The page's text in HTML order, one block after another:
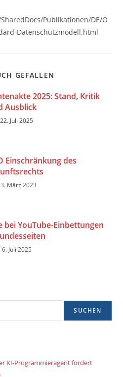
Publikationen/DE/O
Datenschutzmodell.html
GEFALLEN
2025: Stand, Kritik
Ausblick
22. Juli 2025
Einschränkung des
März 2023
YouTube-Einbettungen
6. Juli 2025
SUCHEN
KI-Programmieragent fordert